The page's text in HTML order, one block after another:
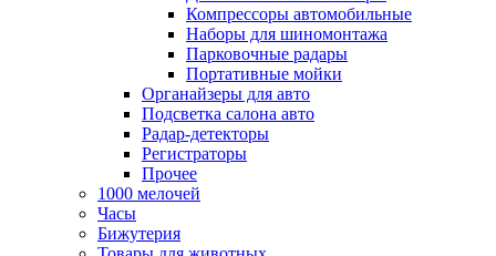
Компрессоры автомобильные
Наборы для шиномонтажа
Парковочные радары
Портативные мойки
Органайзеры для авто
Подсветка салона авто
Радар-детекторы
Регистраторы
Прочее
1000 мелочей
Часы
Бижутерия